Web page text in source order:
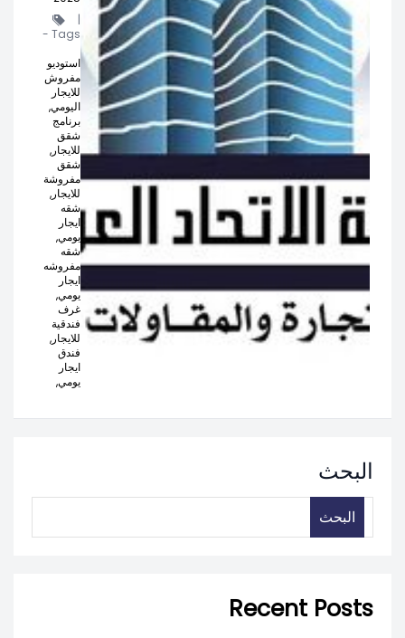
|
Tags -
استوديو
مفروش
للايجار
اليومي,
برنامج
شقق
للايجار,
شقق
مفروشة
للايجار,
شقه
ايجار
يومي,
شقه
مفروشه
ايجار
يومي,
غرف
فندقية
للايجار,
فندق
ايجار
يومي,
البحث
البحث
Recent Posts